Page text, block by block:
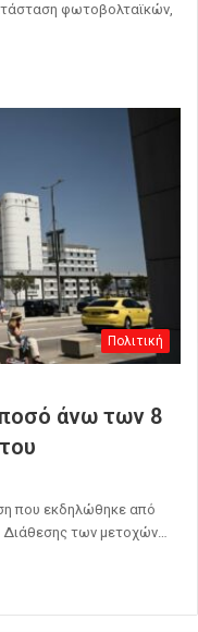
φωτοβολταϊκών,
Πολιτική
άνω των 8
που εκδηλώθηκε από
Διάθεσης των μετοχών…